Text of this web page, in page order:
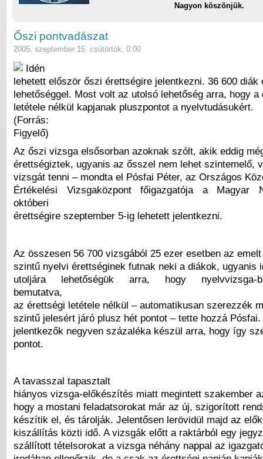
Nagyon köszönjük.
Őszi pontvadászat
2005. szeptember 15. csütörtök, 0:00
Idén
lehetett először őszi érettségire jelentkezni. 36 600 diák
lehetőséggel. Most volt az utolsó lehetőség arra, hogy
letétele nélkül kapjanak pluszpontot a nyelvtudásukért.
(Forrás:
Figyelő)
Az őszi vizsga elsősorban azoknak szólt, akik eddig
érettségiztek, ugyanis az ősszel nem lehet szintemelő,
vizsgát tenni – mondta el Pósfai Péter, az Országos
Értékelési Vizsgaközpont főigazgatója a Magyar
októberi
érettségire szeptember 5-ig lehetett jelentkezni.
Az összesen 56 700 vizsgából 25 ezer esetben az emelt
szintű nyelvi érettséginek futnak neki a diákok, ugyanis
utoljára lehetőségük arra, hogy nyelvvizsga-
bemutatva,
az érettségi letétele nélkül – automatikusan szerezzék
szintű jelesért járó plusz hét pontot – tette hozzá Pósfai.
jelentkezők negyven százaléka készül arra, hogy így
pontot.
A tavasszal tapasztalt
hiányos vizsga-előkészítés miatt megintett szakember
hogy a mostani feladatsorokat már az új, szigorított
készítik el, és tárolják. Jelentősen lerövidül majd az
kiszállítás közti idő. A vizsgák előtt a raktárból egy
szállított tételsorokat a vizsga néhány nappal az